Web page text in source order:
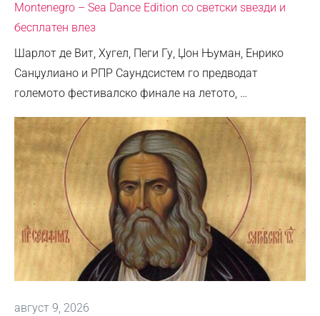
Montenegro – Sea Dance Edition со светски ѕвезди и
бесплатен влез
Шарлот де Вит, Хугел, Пеги Гу, Џон Њуман, Енрико
Санџулиано и РПР Саундсистем го предводат
големото фестивалско финале на летото, …
август 9, 2026